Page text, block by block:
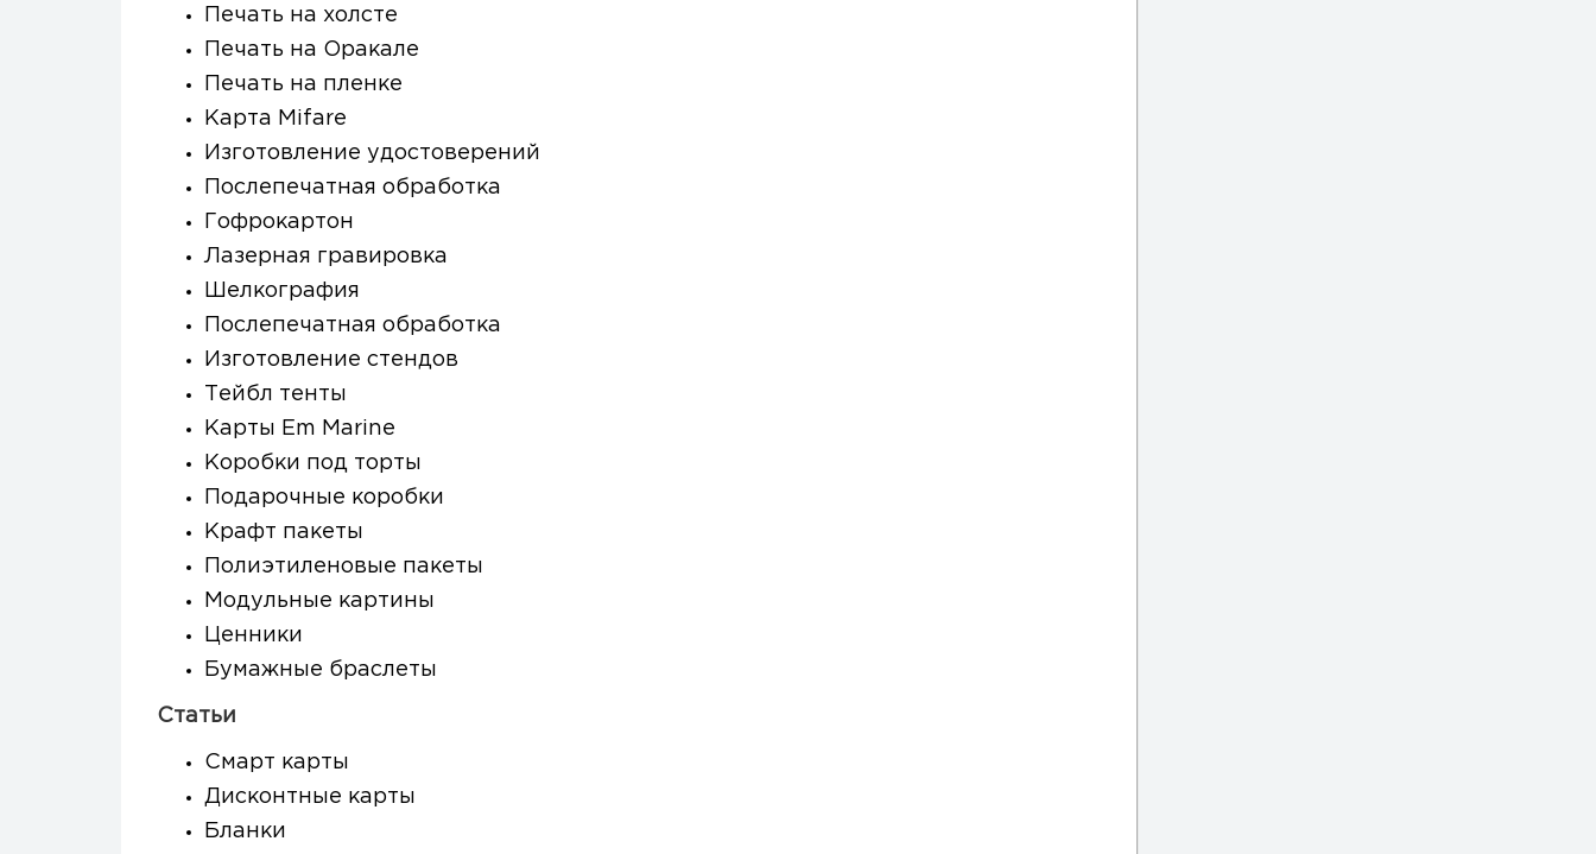
Печать на холсте
Печать на Оракале
Печать на пленке
Карта Mifare
Изготовление удостоверений
Послепечатная обработка
Гофрокартон
Лазерная гравировка
Шелкография
Послепечатная обработка
Изготовление стендов
Тейбл тенты
Карты Em Marine
Коробки под торты
Подарочные коробки
Крафт пакеты
Полиэтиленовые пакеты
Модульные картины
Ценники
Бумажные браслеты
Статьи
Смарт карты
Дисконтные карты
Бланки